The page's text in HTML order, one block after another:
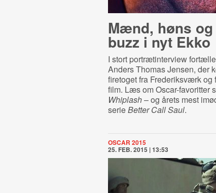
Mænd, høns og
buzz i nyt Ekko
I stort portrætinterview
Anders Thomas Jensen, der
firetoget fra Frederiksværk og
film. Læs om Oscar-favoritter
Whiplash– og årets mest
serieBetter Call Saul.
OSCAR 2015
25. FEB. 2015 | 13:53